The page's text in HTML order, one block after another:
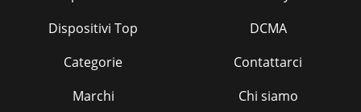
Dispositivi Top
Categorie
Marchi
DCMA
Contattarci
Chi siamo